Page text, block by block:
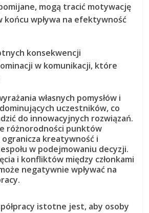
mogą tracić motywację
końcu wpływa na efektywność
konsekwencji
w komunikacji, które
własnych pomysłów i
uczestników, co
do innowacyjnych rozwiązań.
różnorodności punktów
ogranicza kreatywność i
w podejmowaniu decyzji.
i konfliktów między członkami
negatywnie wpływać na
istotne jest, aby osoby